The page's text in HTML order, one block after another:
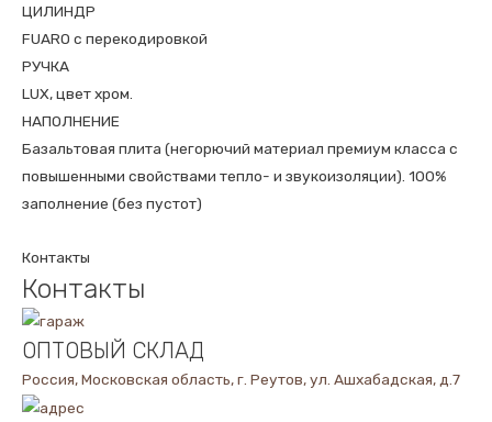
ЦИЛИНДР
FUARO с перекодировкой
РУЧКА
LUX, цвет хром.
НАПОЛНЕНИЕ
Базальтовая плита (негорючий материал премиум класса с
повышенными свойствами тепло- и звукоизоляции). 100%
заполнение (без пустот)
Контакты
Контакты
ОПТОВЫЙ СКЛАД
Россия, Московская область, г. Реутов, ул. Ашхабадская, д.7